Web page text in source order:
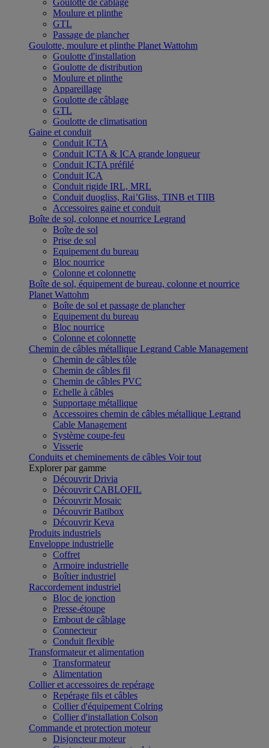
Goulotte de câblage
Moulure et plinthe
GTL
Passage de plancher
Goulotte, moulure et plinthe Planet Wattohm
Goulotte d'installation
Goulotte de distribution
Moulure et plinthe
Appareillage
Goulotte de câblage
GTL
Goulotte de climatisation
Gaine et conduit
Conduit ICTA
Conduit ICTA & ICA grande longueur
Conduit ICTA préfilé
Conduit ICA
Conduit rigide IRL, MRL
Conduit duogliss, Rai’Gliss, TINB et TIIB
Accessoires gaine et conduit
Boîte de sol, colonne et nourrice Legrand
Boîte de sol
Prise de sol
Equipement du bureau
Bloc nourrice
Colonne et colonnette
Boîte de sol, équipement de bureau, colonne et nourrice
Planet Wattohm
Boîte de sol et passage de plancher
Equipement du bureau
Bloc nourrice
Colonne et colonnette
Chemin de câbles métallique Legrand Cable Management
Chemin de câbles tôle
Chemin de câbles fil
Chemin de câbles PVC
Echelle à câbles
Supportage métallique
Accessoires chemin de câbles métallique Legrand
Cable Management
Système coupe-feu
Visserie
Conduits et cheminements de câbles Voir tout
Explorer par gamme
Découvrir Drivia
Découvrir CABLOFIL
Découvrir Mosaic
Découvrir Batibox
Découvrir Keva
Produits industriels
Enveloppe industrielle
Coffret
Armoire industrielle
Boîtier industriel
Raccordement industriel
Bloc de jonction
Presse-étoupe
Embout de câblage
Connecteur
Conduit flexible
Transformateur et alimentation
Transformateur
Alimentation
Collier et accessoires de repérage
Repérage fils et câbles
Collier d'équipement Colring
Collier d'installation Colson
Commande et protection moteur
Disjoncteur moteur